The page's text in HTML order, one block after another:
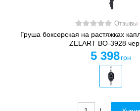
Отзывы
Груша боксерская на растяжках
ZELART BO-3928
5 398 грн